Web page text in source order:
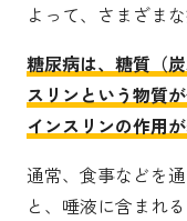
よって、さまざま
糖尿病は、糖質（
スリンという物質
インスリンの作用
通常、食事などを
と、唾液に含まれ